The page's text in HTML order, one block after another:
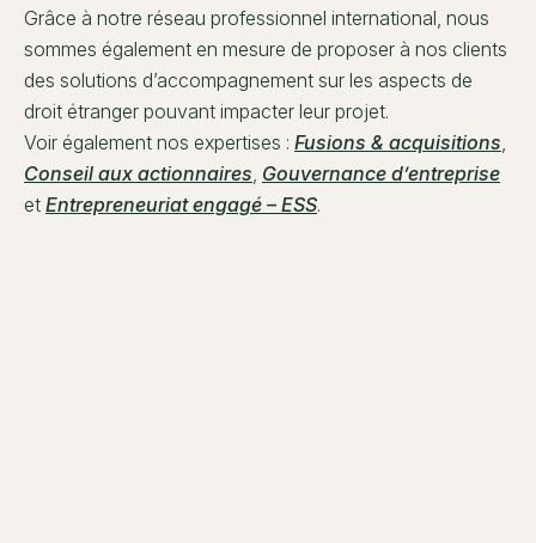
Grâce à notre réseau professionnel international, nous
sommes également en mesure de proposer à nos clients
des solutions d’accompagnement sur les aspects de
droit étranger pouvant impacter leur projet.
Voir également nos expertises : Fusions & acquisitions
Conseil aux actionnaires Gouvernance d’entreprise
et Entrepreneuriat engagé – ESS.